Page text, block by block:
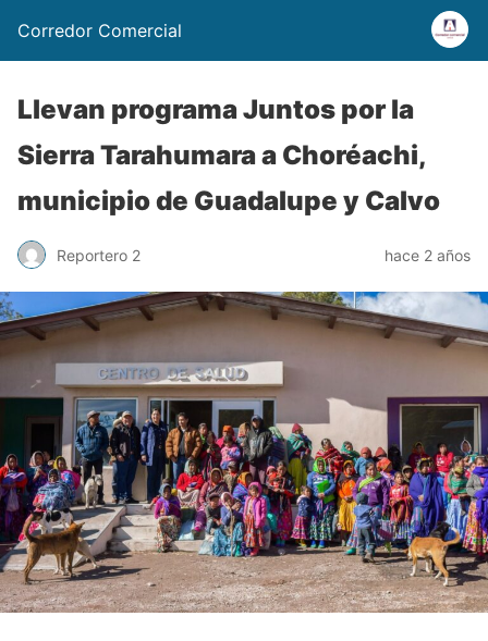
Corredor Comercial
Llevan programa Juntos por la
Sierra Tarahumara a Choréachi,
municipio de Guadalupe y Calvo
Reportero 2 hace 2 años